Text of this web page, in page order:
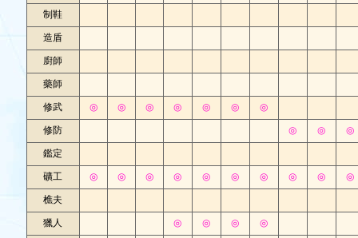
制鞋
造盾
廚師
藥師
修武 ◎ ◎ ◎ ◎ ◎ ◎ ◎
修防 ◎ ◎ ◎
鑑定
礦工 ◎ ◎ ◎ ◎ ◎ ◎ ◎ ◎ ◎ ◎
樵夫
獵人 ◎ ◎ ◎ ◎